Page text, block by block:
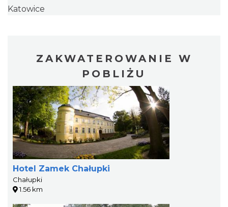
Katowice
ZAKWATEROWANIE W
POBLIŻU
Hotel Zamek Chałupki
Chałupki
1.56 km